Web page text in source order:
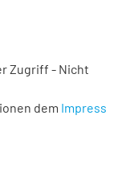
Zugriff - Nicht
dem Impress